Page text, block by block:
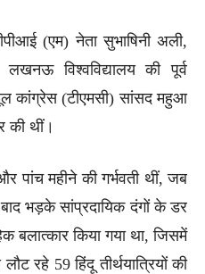
(एम) नेता सुभाषिनी अली,
विश्वविद्यालय की पूर्व
कांग्रेस (टीएमसी) सांसद महुआ
की थीं।
पांच महीने की गर्भवती थीं, जब
भड़के सांप्रदायिक दंगों के डर
बलात्कार किया गया था, जिसमें
रहे 59 हिंदू तीर्थयात्रियों की